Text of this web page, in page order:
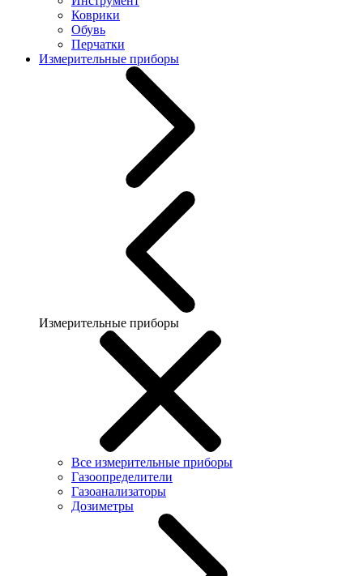
Коврики
Обувь
Перчатки
Измерительные приборы
Измерительные приборы
Все измерительные приборы
Газоопределители
Газоанализаторы
Дозиметры